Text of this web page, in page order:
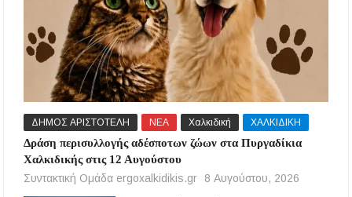
ΔΗΜΟΣ ΑΡΙΣΤΟΤΕΛΗ ΝΕΑ Χαλκιδική ΧΑΛΚΙΔΙΚΗ
Δράση περισυλλογής αδέσποτων ζώων στα Πυργαδίκια
Χαλκιδικής στις 12 Αυγούστου
Συντακτική Ομάδα ergoxalkidikis.gr
8 Αυγούστου, 2026